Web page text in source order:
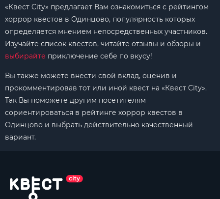
«Квест City» предлагает Вам ознакомиться с рейтингом
хоррор квестов в Одинцово, популярность которых
определяется мнением непосредственных участников.
Изучайте список квестов, читайте отзывы и обзоры и
выбирайте приключение себе по вкусу!
Вы также можете внести свой вклад, оценив и
прокомментировав тот или иной квест на «Квест City».
Так Вы поможете другим посетителям
сориентироваться в рейтинге хоррор квестов в
Одинцово и выбрать действительно качественный
вариант.